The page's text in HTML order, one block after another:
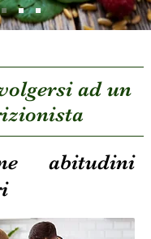
ad un
abitudini